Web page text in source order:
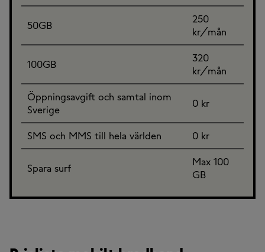
50GB
250
kr/mån
100GB
320
kr/mån
Öppningsavgift och samtal inom
Sverige
0 kr
SMS och MMS till hela världen 0 kr
Spara surf
Max 100
GB